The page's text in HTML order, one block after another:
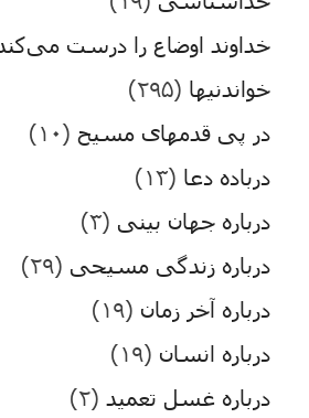
خداوند اوضاع را درست می‌کند
خواندنیها (۲۹۵)
در پی قدمهای مسیح (۱۰)
درباده دعا (۱۳)
درباره جهان بینی (۳)
درباره زندگی مسیحی (۲۹)
درباره آخر زمان (۱۹)
درباره انسان (۱۹)
درباره غسل تعمید (۲)